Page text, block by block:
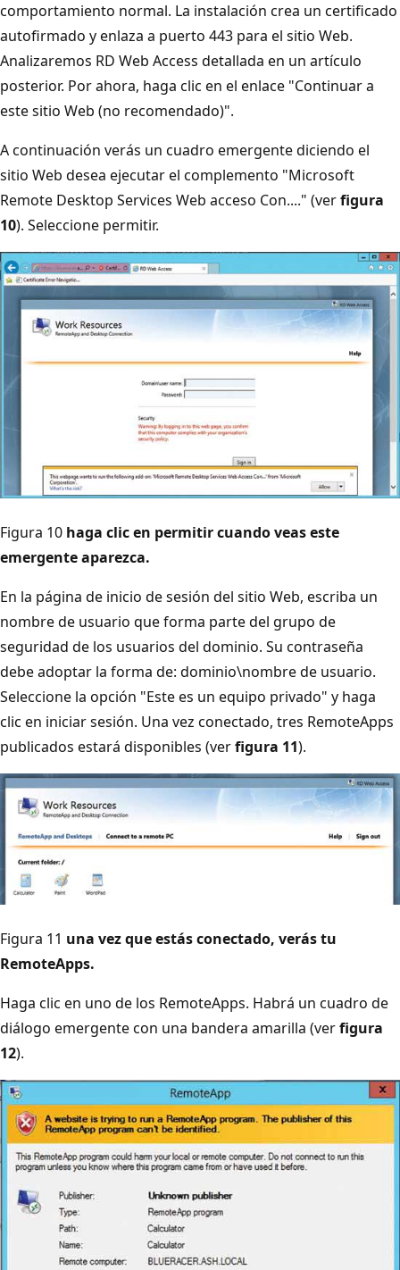
comportamiento normal. La instalación crea un certificado
autofirmado y enlaza a puerto 443 para el sitio Web.
Analizaremos RD Web Access detallada en un artículo
posterior. Por ahora, haga clic en el enlace "Continuar a
este sitio Web (no recomendado)".
A continuación verás un cuadro emergente diciendo el
sitio Web desea ejecutar el complemento "Microsoft
Remote Desktop Services Web acceso Con...." (verfigura
10). Seleccione permitir.
Figura 10 haga clic en permitir cuando veas este
emergente aparezca.
En la página de inicio de sesión del sitio Web, escriba un
nombre de usuario que forma parte del grupo de
seguridad de los usuarios del dominio. Su contraseña
debe adoptar la forma de: dominio\nombre de usuario.
Seleccione la opción "Este es un equipo privado" y haga
clic en iniciar sesión. Una vez conectado, tres RemoteApps
publicados estará disponibles (verfigura 11).
Figura 11 una vez que estás conectado, verás tu
RemoteApps.
Haga clic en uno de los RemoteApps. Habrá un cuadro de
diálogo emergente con una bandera amarilla (verfigura
12).